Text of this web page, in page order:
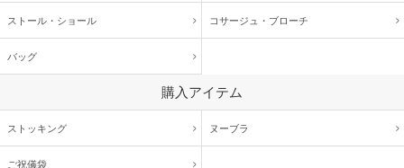
ストール・ショール コサージュ・ ブローチ
バッグ
購入アイテム
ストッキング ヌーブラ
ご祝儀袋